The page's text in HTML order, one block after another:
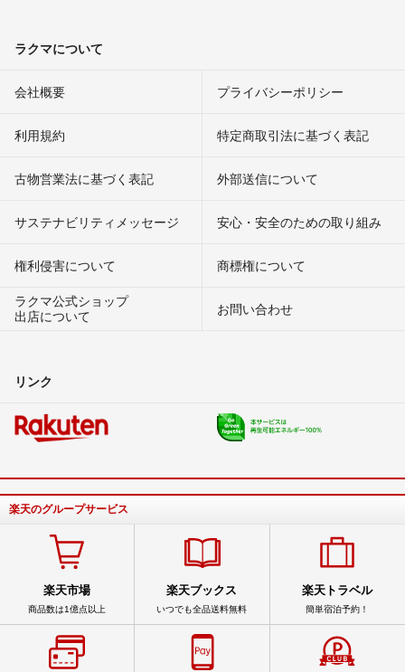
ラクマについて
会社概要 プライバシーポリシー
利用規約 特定商取引法に基づく表記
古物営業法に基づく表記 外部送信について
サステナビリティメッセージ 安心・安全のための取り組み
権利侵害について
商標権について
ラクマ公式ショップ
出店について
お問い合わせ
リンク
楽天のグループサービス
楽天市場
商品数は1億点以上
楽天ブックス
いつでも全品送料無料
楽天トラベル
簡単宿泊予約！